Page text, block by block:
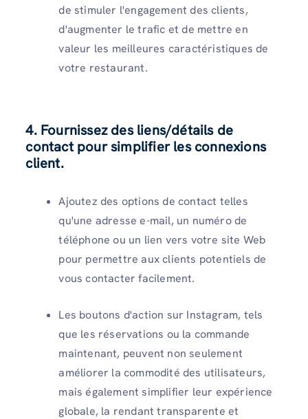
de stimuler l'engagement des clients,
d'augmenter le trafic et de mettre en
valeur les meilleures caractéristiques de
votre restaurant.
4. Fournissez des liens/détails de
contact pour simplifier les connexions
client.
Ajoutez des options de contact telles
qu'une adresse e-mail, un numéro de
téléphone ou un lien vers votre site Web
pour permettre aux clients potentiels de
vous contacter facilement.
Les boutons d'action sur Instagram, tels
que les réservations ou la commande
maintenant, peuvent non seulement
améliorer la commodité des utilisateurs,
mais également simplifier leur expérience
globale, la rendant transparente et